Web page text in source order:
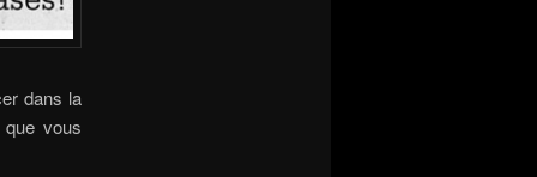
dans la
vous